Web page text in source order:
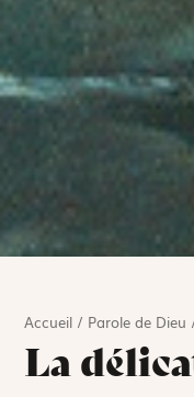
Accueil / Parole de Dieu
La